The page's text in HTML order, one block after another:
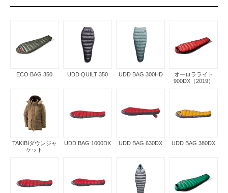
ECO BAG 350 UDD QUILT 350 UDD BAG 300HD
オーロラライト
900DX（2019）
TAKIBIダウンジャ
ケット
UDD BAG 1000DX UDD BAG 630DX UDD BAG 380DX